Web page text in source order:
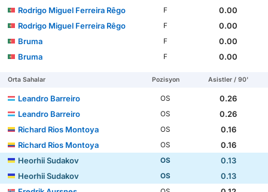
Rodrigo Miguel Ferreira Rêgo
F
0.00
Rodrigo Miguel Ferreira Rêgo
F
0.00
Bruma
F
0.00
Bruma
F 0.00
Orta Sahalar Pozisyon Asistler / 90'
Leandro Barreiro OS
0.26
Leandro Barreiro
OS
0.26
Richard Rios Montoya
OS
0.16
Richard Rios Montoya
OS
0.16
Heorhii Sudakov
OS
0.13
Heorhii Sudakov
OS
0.13